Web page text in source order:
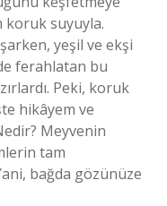
koruk suyuyla.
yeşil ve ekşi
ferahlatan bu
Peki, koruk
hikâyem ve
Meyvenin
tam
bağda gözünüze